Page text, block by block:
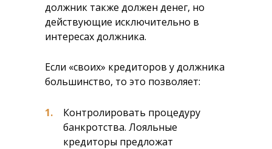
должник также должен денег, но
действующие исключительно в
интересах должника.
Если «своих» кредиторов у должника
большинство, то это позволяет:
Контролировать процедуру
банкротства. Лояльные
кредиторы предложат
1.